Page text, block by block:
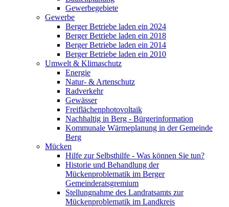
Gewerbegebiete
Gewerbe
Berger Betriebe laden ein 2024
Berger Betriebe laden ein 2018
Berger Betriebe laden ein 2014
Berger Betriebe laden ein 2010
Umwelt & Klimaschutz
Energie
Natur- & Artenschutz
Radverkehr
Gewässer
Freiflächenphotovoltaik
Nachhaltig in Berg - Bürgerinformation
Kommunale Wärmeplanung in der Gemeinde
Berg
Mücken
Hilfe zur Selbsthilfe - Was können Sie tun?
Historie und Behandlung der
Mückenproblematik im Berger
Gemeinderatsgremium
Stellungnahme des Landratsamts zur
Mückenproblematik im Landkreis